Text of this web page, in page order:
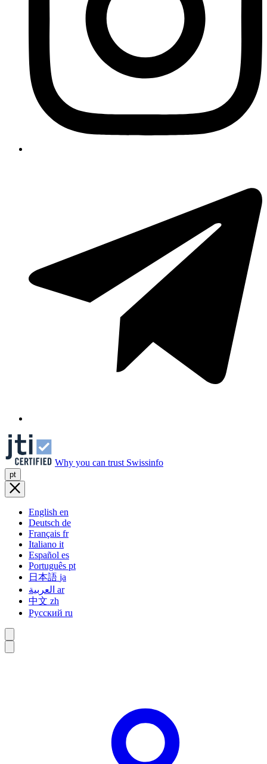
Why you can trust Swissinfo
pt
English en
Deutsch de
Français fr
Italiano it
Español es
Português pt
日本語 ja
ar
中文 zh
Русский ru